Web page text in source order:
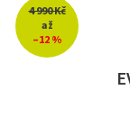
4 990 Kč
až
–12 %